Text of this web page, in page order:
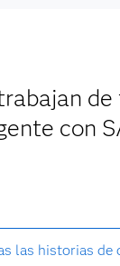
con
las historias de